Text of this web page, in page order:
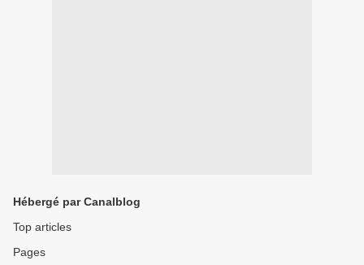
Hébergé par Canalblog
Top articles
Pages